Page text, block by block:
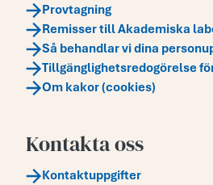
Provtagning
Remisser till Akademiska
Så behandlar vi dina
Tillgänglighetsredogörelse
Om kakor (cookies)
Kontakta oss
Kontaktuppgifter